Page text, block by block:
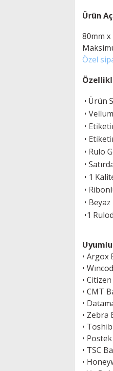
Ürün
80mm
Özel
• Ürün
• Vellum
•
•
• Rulo
•
• 1
•
•
•1
• Argox
•
• Citizen
• CMT
•
• Zebra
•
• Postek
• TSC
• H